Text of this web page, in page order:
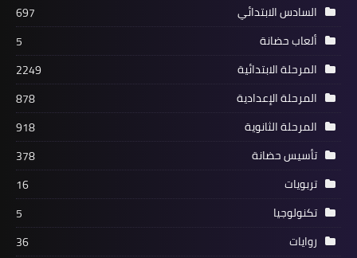
السادس الابتدائي
697
ألعاب حضانة
5
المرحلة الابتدائية
2249
المرحلة الإعدادية
878
المرحلة الثانوية
918
تأسيس حضانة
378
تربويات
16
تكنولوجيا
5
روايات
36